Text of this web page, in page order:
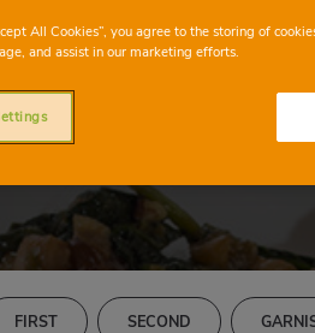
con
y
FIRST SECOND
All Cookies”, you agree to the storing of
and assist in our marketing efforts.